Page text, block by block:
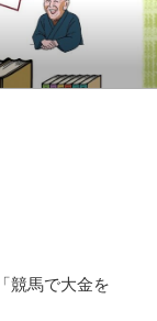
競馬で大金を